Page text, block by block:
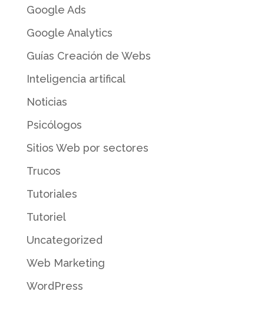
Google Ads
Google Analytics
Guías Creación de Webs
Inteligencia artifical
Noticias
Psicólogos
Sitios Web por sectores
Trucos
Tutoriales
Tutoriel
Uncategorized
Web Marketing
WordPress